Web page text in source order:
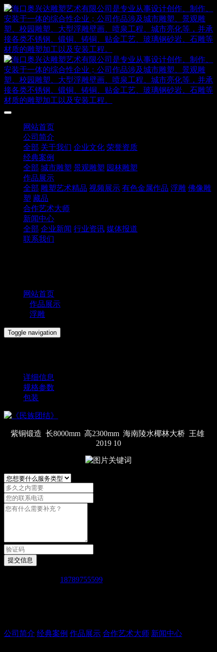
网站首页
公司简介
全部 关于我们 企业文化 荣誉资质
经典案例
全部 城市雕塑 景观雕塑 园林雕塑
作品展示
全部 雕塑艺术精品 视频展示 有色金属作品 浮雕 佛像雕
塑 藏品
合作艺术大师
新闻中心
全部 企业新闻 行业资讯 媒体报道
联系我们
网站首页
作品展示
浮雕
Toggle navigation
详细信息
规格参数
包装
紫铜锻造 长8000mm 高2300mm 海南陵水椰林大桥 王雄
2019 10
提交信息
18789755599
公司简介 经典案例 作品展示 合作艺术大师 新闻中心